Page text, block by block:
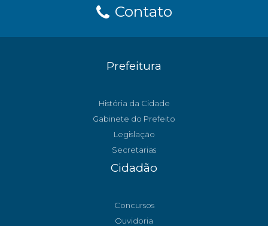
Contato
Prefeitura
História da Cidade
Gabinete do Prefeito
Legislação
Secretarias
Cidadão
Concursos
Ouvidoria